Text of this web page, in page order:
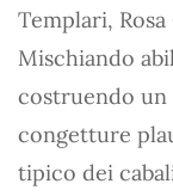
Templari,
Mischiando
costruendo un
congetture
tipico dei